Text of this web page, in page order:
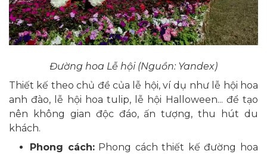
Đường hoa Lễ hội (Nguồn: Yandex)
Thiết kế theo chủ đề của lễ hội, ví dụ như lễ hội hoa
anh đào, lễ hội hoa tulip, lễ hội Halloween... để tạo
nên không gian độc đáo, ấn tượng, thu hút du
khách.
Phong cách:Phong cách thiết kế đường hoa